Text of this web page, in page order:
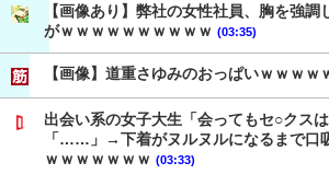
【画像あり】弊社の女性社員、胸を強調
がｗｗｗｗｗｗｗｗｗｗ (03:35)
【画像】道重さゆみのおっぱいｗｗｗｗ
出会い系の女子大生「会ってもセ○クス
「……」→下着がヌルヌルになるまで口
ｗｗｗｗｗｗｗ (03:33)